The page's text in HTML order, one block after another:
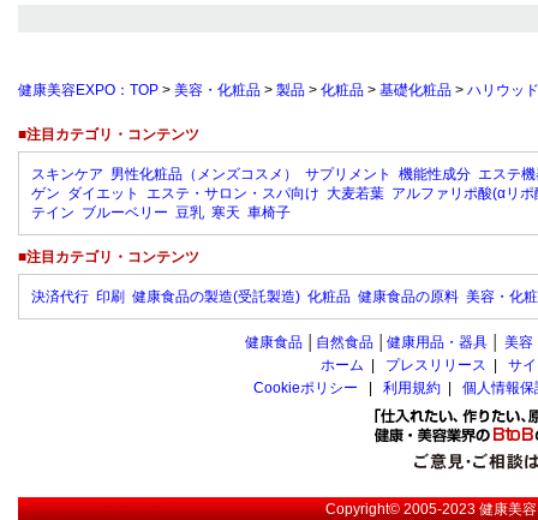
健康美容EXPO：TOP > 美容・化粧品 > 製品 > 化粧品 > 基礎化粧品 > ハリウッ
■注目カテゴリ・コンテンツ
スキンケア 男性化粧品（メンズコスメ） サプリメント 機能性成分 エステ
ゲン ダイエット エステ・サロン・スパ向け 大麦若葉 アルファリポ酸(αリポ
テイン ブルーベリー 豆乳 寒天 車椅子
■注目カテゴリ・コンテンツ
決済代行 印刷 健康食品の製造(受託製造) 化粧品 健康食品の原料 美容・化
健康食品 自然食品 健康用品・器具 美容
ホーム
プレスリリース
サ
Cookieポリシー
利用規約 個人情報
Copyright© 2005-2023健康美